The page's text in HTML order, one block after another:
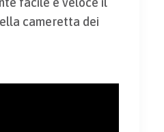
cameretta dei